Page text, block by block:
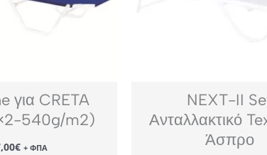
για CRETA
540g/m2)
€ + ΦΠΑ
NEXT-II
Ανταλλακτικό
Άσπρο